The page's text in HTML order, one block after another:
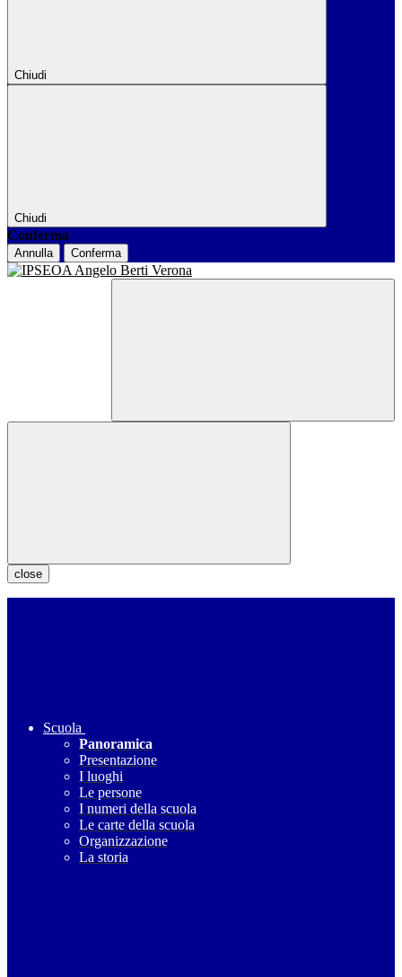
Chiudi
Chiudi
Conferma
Annulla Conferma
close
Scuola
Panoramica
Presentazione
I luoghi
Le persone
I numeri della scuola
Le carte della scuola
Organizzazione
La storia